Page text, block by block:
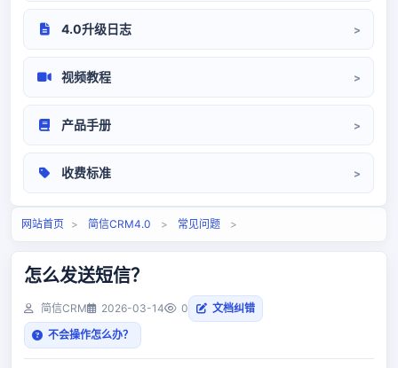
4.0升级日志
视频教程
产品手册
收费标准
相关问题 定价标准
网站首页 > 简信CRM4.0 > 常见问题 >
怎么发送短信？
简信CRM 2026-03-14 0
文档纠错
不会操作怎么办？